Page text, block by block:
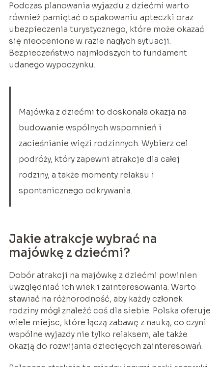
Podczas planowania wyjazdu z dziećmi warto
również pamiętać o spakowaniu apteczki oraz
ubezpieczenia turystycznego, które może okazać
się nieocenione w razie nagłych sytuacji.
Bezpieczeństwo najmłodszych to fundament
udanego wypoczynku.
Majówka z dziećmi to doskonała okazja na
budowanie wspólnych wspomnień i
zacieśnianie więzi rodzinnych. Wybierz cel
podróży, który zapewni atrakcje dla całej
rodziny, a także momenty relaksu i
spontanicznego odkrywania.
Jakie atrakcje wybrać na
majówkę z dziećmi?
Dobór atrakcji na majówkę z dziećmi powinien
uwzględniać ich wiek i zainteresowania. Warto
stawiać na różnorodność, aby każdy członek
rodziny mógł znaleźć coś dla siebie. Polska oferuje
wiele miejsc, które łączą zabawę z nauką, co czyni
wspólne wyjazdy nie tylko relaksem, ale także
okazją do rozwijania dziecięcych zainteresowań.